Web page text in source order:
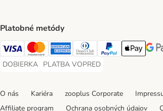
Platobné metódy
Visa Payment Method
Mastercard Payment Method
American Express Payment Method
Diners Club Payment
PayPal Payment
Apple Pay
DOBIERKA
DOBIERKA Payment Method
PLATBA VOPRED
PLATBA VOPRED Payment Method
O nás Kariéra zooplus Corporate
Affiliate program
Ochrana osobných údajov